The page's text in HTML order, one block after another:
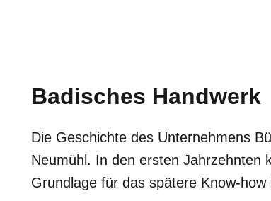
Badisches Handwerk
Die Geschichte des Unternehmens
Neumühl. In den ersten Jahrzehnten
Grundlage für das spätere Know-